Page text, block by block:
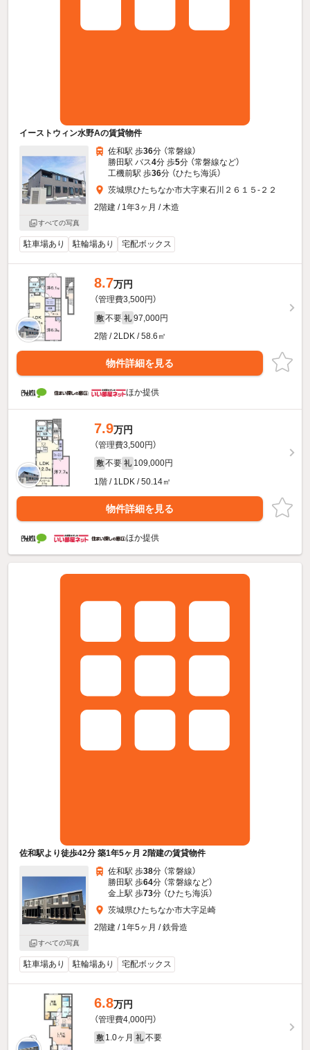
イーストウィン水野Aの賃貸物件
すべての写真
佐和駅 歩36分 （常磐線）
勝田駅 バス4分 歩5分 （常磐線など）
工機前駅 歩36分 （ひたち海浜）
茨城県ひたちなか市大字東石川２６１５-２２
2階建 / 1年3ヶ月 / 木造
駐車場あり 駐輪場あり 宅配ボックス
8.7万円
（管理費3,500円）
敷 不要 礼 97,000円
2階 / 2LDK / 58.6㎡
物件詳細を見る
ほか提供
7.9万円
（管理費3,500円）
敷 不要 礼 109,000円
1階 / 1LDK / 50.14㎡
物件詳細を見る
ほか提供
佐和駅より徒歩42分 築1年5ヶ月 2階建の賃貸物件
すべての写真
佐和駅 歩38分 （常磐線）
勝田駅 歩64分 （常磐線など）
金上駅 歩73分 （ひたち海浜）
茨城県ひたちなか市大字足崎
2階建 / 1年5ヶ月 / 鉄骨造
駐車場あり 駐輪場あり 宅配ボックス
6.8万円
（管理費4,000円）
敷 1.0ヶ月 礼 不要